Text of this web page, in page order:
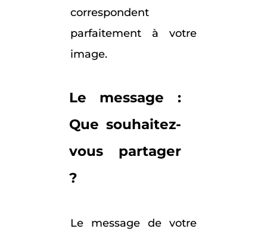
correspondent
parfaitement à votre
image.
Le message :
Que souhaitez-
vous partager
?
Le message de votre